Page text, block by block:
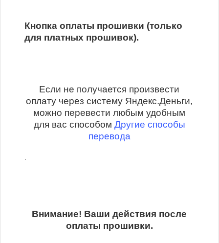
Кнопка оплаты прошивки (только
для платных прошивок).
Если не получается произвести
оплату через систему Яндекс.Деньги,
можно перевести любым удобным
для вас способом Другие способы
перевода
.
Внимание! Ваши действия после
оплаты прошивки.